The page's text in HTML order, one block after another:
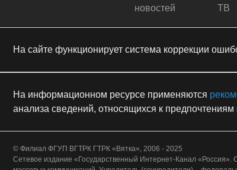
новостей
ТВ
На сайте функционирует система коррекции
На информационном ресурсе применяются
анализа сведений, относящихся к
© Филиал ФГУП ВГТРК ГТРК «Вятка», 2006 - 2025
Сетевое издание «Государственный Интернет-Канал